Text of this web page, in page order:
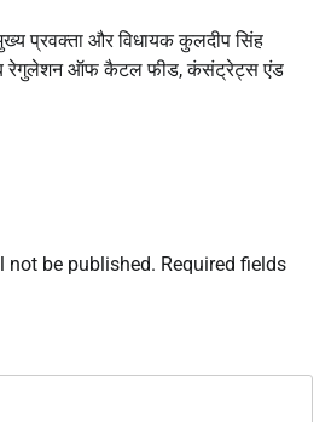
प्रवक्ता और विधायक कुलदीप सिंह
रेगुलेशन ऑफ कैटल फीड, कंसंट्रेट्स एंड
not be published. Required fields